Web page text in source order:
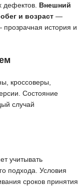
дефектов. Внешний
и возраст —
история и
кроссоверы,
Состояние
случай
учитывать
подхода. Условия
сроков принятия